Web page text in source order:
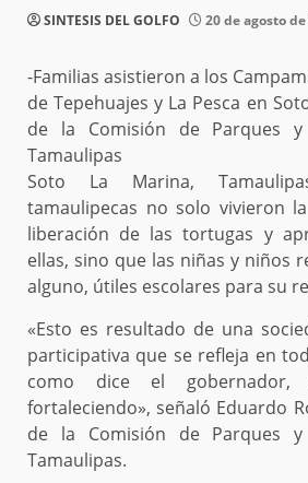
SINTESIS DEL GOLFO 20 de agosto
-Familias asistieron a los
de Tepehuajes y La Pesca en
de la Comisión de Parques y
Tamaulipas
Soto La Marina,
tamaulipecas no solo vivieron
liberación de las tortugas y
ellas, sino que las niñas y niños
alguno, útiles escolares para su
«Esto es resultado de una
participativa que se refleja en
como dice el gobernador,
fortaleciendo», señaló Eduardo
de la Comisión de Parques y
Tamaulipas.